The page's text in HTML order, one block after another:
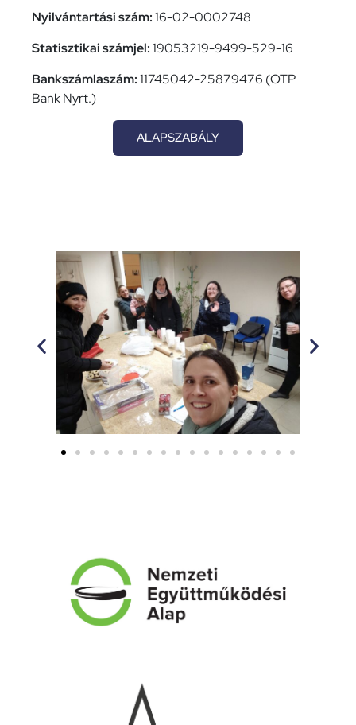
Nyilvántartási szám:16-02-0002748
Statisztikai számjel:19053219-9499-529-16
Bankszámlaszám:11745042-25879476 (OTP
Bank Nyrt.)
ALAPSZABÁLY